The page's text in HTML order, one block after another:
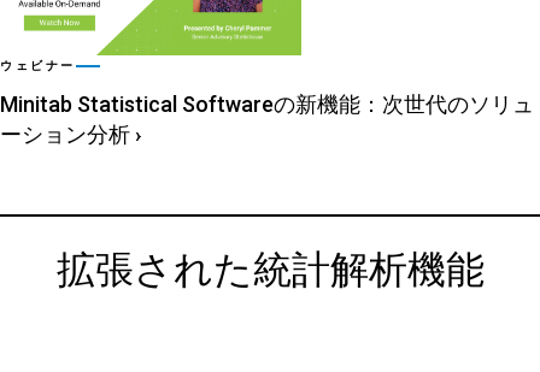
ウェビナー
Minitab Statistical Softwareの新機能：次世代のソリュ
ーション分析 ›
拡張された統計解析機能